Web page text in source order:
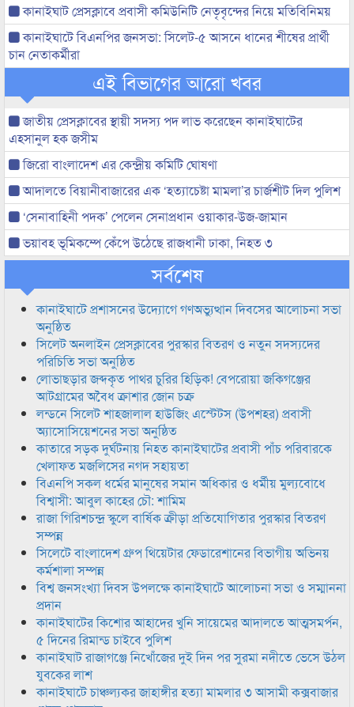
কানাইঘাট প্রেসক্লাবে প্রবাসী কমিউনিটি নেতৃবৃন্দের নিয়ে মতিবিনিময়
কানাইঘাটে বিএনপির জনসভা: সিলেট-৫ আসনে ধানের শীষের প্রার্থী
চান নেতাকর্মীরা
এই বিভাগের আরো খবর
জাতীয় প্রেসক্লাবের স্থায়ী সদস্য পদ লাভ করেছেন কানাইঘাটের
এহসানুল হক জসীম
জিরো বাংলাদেশ এর কেন্দ্রীয় কমিটি ঘোষণা
আদালতে বিয়ানীবাজারের এক ‘হত্যাচেষ্টা মামলা’র চার্জশীট দিল পুলিশ
‘সেনাবাহিনী পদক’ পেলেন সেনাপ্রধান ওয়াকার-উজ-জামান
ভয়াবহ ভূমিকম্পে কেঁপে উঠেছে রাজধানী ঢাকা, নিহত ৩
সর্বশেষ
কানাইঘাটে প্রশাসনের উদ্যোগে গণঅভ্যুত্থান দিবসের আলোচনা সভা
অনুষ্ঠিত
সিলেট অনলাইন প্রেসক্লাবের পুরস্কার বিতরণ ও নতুন সদস্যদের
পরিচিতি সভা অনুষ্ঠিত
লোভাছড়ার জব্দকৃত পাথর চুরির হিড়িক! বেপরোয়া জকিগঞ্জের
আটগ্রামের অবৈধ ক্রাশার জোন চক্র
লন্ডনে সিলেট শাহজালাল হাউজিং এস্টেটস (উপশহর) প্রবাসী
অ্যাসোসিয়েশনের সভা অনুষ্ঠিত
কাতারে সড়ক দুর্ঘটনায় নিহত কানাইঘাটের প্রবাসী পাঁচ পরিবারকে
খেলাফত মজলিসের নগদ সহায়তা
বিএনপি সকল ধর্মের মানুষের সমান অধিকার ও ধর্মীয় মুল্যবোধে
বিশ্বাসী: আবুল কাহের চৌ: শামিম
রাজা গিরিশচন্দ্র স্কুলে বার্ষিক ক্রীড়া প্রতিযোগিতার পুরস্কার বিতরণ
সম্পন্ন
সিলেটে বাংলাদেশ গ্রুপ থিয়েটার ফেডারেশানের বিভাগীয় অভিনয়
কর্মশালা সম্পন্ন
বিশ্ব জনসংখ্যা দিবস উপলক্ষে কানাইঘাটে আলোচনা সভা ও সম্মাননা
প্রদান
কানাইঘাটের কিশোর আহাদের খুনি সায়েমের আদালতে আত্মসমর্পন,
৫ দিনের রিমান্ড চাইবে পুলিশ
কানাইঘাট রাজাগঞ্জে নিখোঁজের দুই দিন পর সুরমা নদীতে ভেসে উঠল
যুবকের লাশ
কানাইঘাটে চাঞ্চল্যকর জাহাঙ্গীর হত্যা মামলার ৩ আসামী কক্সবাজার